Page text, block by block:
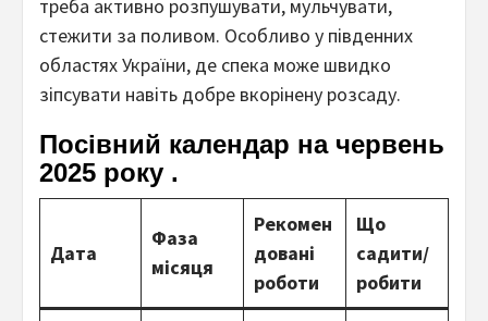
треба активно розпушувати, мульчувати,
стежити за поливом. Особливо у південних
областях України, де спека може швидко
зіпсувати навіть добре вкорінену розсаду.
Посівний календар на червень
2025 року .
Дата
Фаза
місяця
Рекомен
довані
роботи
Що
садити/
робити